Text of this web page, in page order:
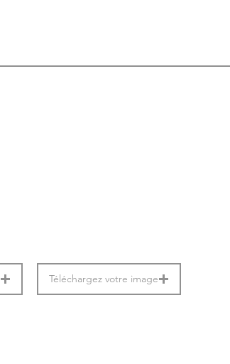
Téléchargez votre image